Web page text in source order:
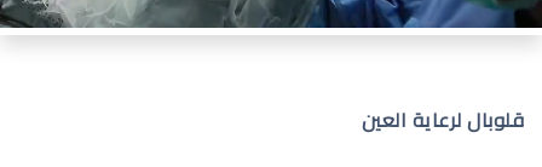
قلوبال لرعاية العين